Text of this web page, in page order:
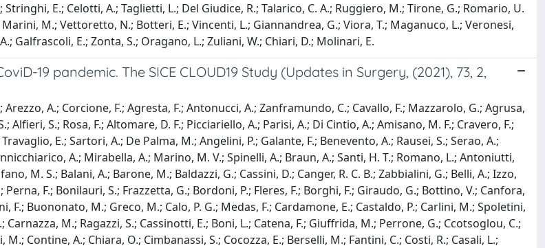
E.; Celotti, A.; Taglietti, L.; Del Giudice, R.; Talarico, C. A.; Ruggiero, M.; Tirone, G.; Romario, U.
Marini, M.; Vettoretto, N.; Botteri, E.; Vincenti, L.; Giannandrea, G.; Viora, T.; Maganuco, L.; Veronesi,
Galfrascoli, E.; Zonta, S.; Oragano, L.; Zuliani, W.; Chiari, D.; Molinari, E.
19 pandemic. The SICE CLOUD19 Study (Updates in Surgery, (2021), 73, 2,
A.; Corcione, F.; Agresta, F.; Antonucci, A.; Zanframundo, C.; Cavallo, F.; Mazzarolo, G.; Agrusa,
S.; Rosa, F.; Altomare, D. F.; Picciariello, A.; Parisi, A.; Di Cintio, A.; Amisano, M. F.; Cravero, F.;
E.; Sartori, A.; De Palma, M.; Angelini, P.; Galante, F.; Benevento, A.; Rausei, S.; Serao, A.;
A.; Mirabella, A.; Marino, M. V.; Spinelli, A.; Braun, A.; Santi, H. T.; Romano, L.; Antoniutti,
M. S.; Balani, A.; Barone, M.; Baldazzi, G.; Cassini, D.; Canger, R. C. B.; Zabbialini, G.; Belli, A.; Izzo,
F.; Bonilauri, S.; Frazzetta, G.; Bordoni, P.; Fleres, F.; Borghi, F.; Giraudo, G.; Bottino, V.; Canfora,
F.; Buononato, M.; Greco, M.; Calo, P. G.; Medas, F.; Cardamone, E.; Castaldo, P.; Carlini, M.; Spoletini,
Carnazza, M.; Ragazzi, S.; Cassinotti, E.; Boni, L.; Catena, F.; Giuffrida, M.; Perrone, G.; Ccotsoglou, C.;
Contine, A.; Chiara, O.; Cimbanassi, S.; Cocozza, E.; Berselli, M.; Fantini, C.; Costi, R.; Casali, L.;